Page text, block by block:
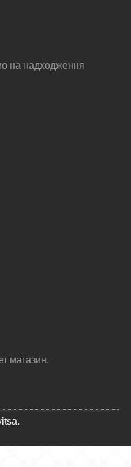
на надходження
магазин.